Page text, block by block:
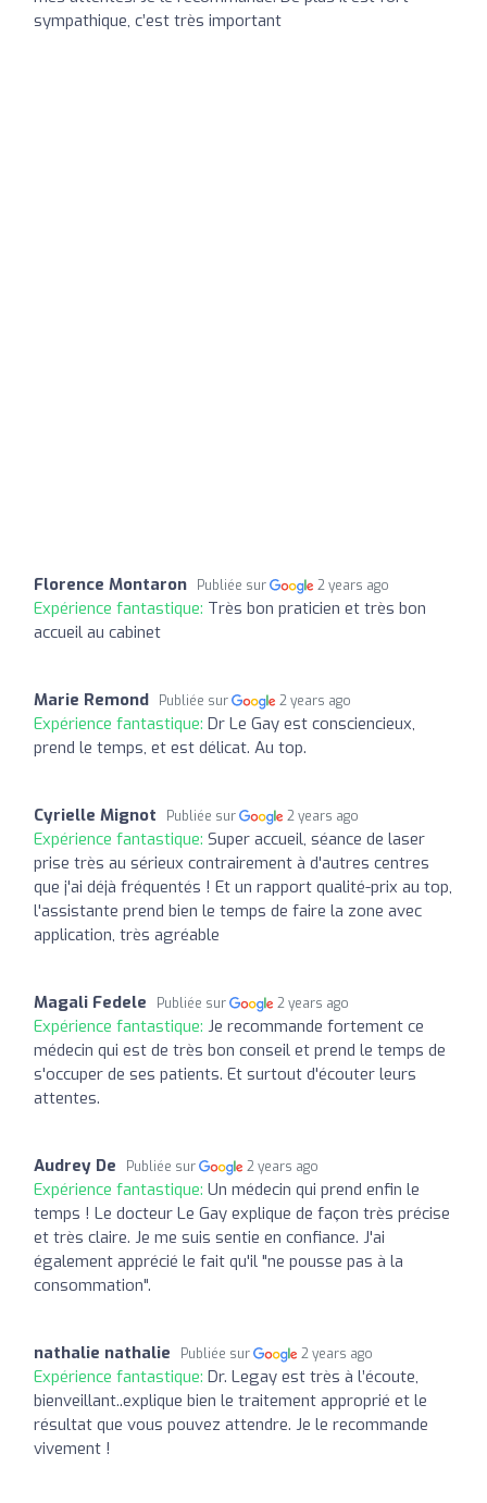
sympathique, c’est très important
Florence Montaron Publiée sur 2 years ago
Expérience fantastique: Très bon praticien et très bon
accueil au cabinet
Marie Remond Publiée sur 2 years ago
Expérience fantastique: Dr Le Gay est consciencieux,
prend le temps, et est délicat. Au top.
Cyrielle Mignot Publiée sur 2 years ago
Expérience fantastique: Super accueil, séance de laser
prise très au sérieux contrairement à d'autres centres
que j'ai déjà fréquentés ! Et un rapport qualité-prix au top,
l'assistante prend bien le temps de faire la zone avec
application, très agréable
Magali Fedele Publiée sur 2 years ago
Expérience fantastique: Je recommande fortement ce
médecin qui est de très bon conseil et prend le temps de
s'occuper de ses patients. Et surtout d'écouter leurs
attentes.
Audrey De Publiée sur 2 years ago
Expérience fantastique: Un médecin qui prend enfin le
temps ! Le docteur Le Gay explique de façon très précise
et très claire. Je me suis sentie en confiance. J'ai
également apprécié le fait qu'il "ne pousse pas à la
consommation".
nathalie nathalie Publiée sur 2 years ago
Expérience fantastique: Dr. Legay est très à l’écoute,
bienveillant..explique bien le traitement approprié et le
résultat que vous pouvez attendre. Je le recommande
vivement !